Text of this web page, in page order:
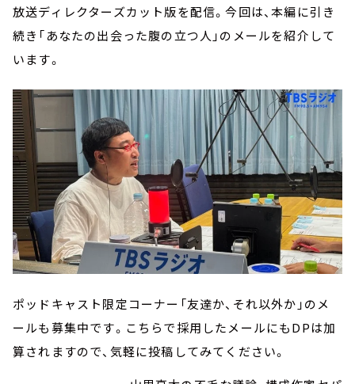
放送ディレクターズカット版を配信。今回は、本編に引き
続き「あなたの出会った腹の立つ人」のメールを紹介して
います。
ポッドキャスト限定コーナー「友達か、それ以外か」のメ
ールも募集中です。こちらで採用したメールにもDPは加
算されますので、気軽に投稿してみてください。